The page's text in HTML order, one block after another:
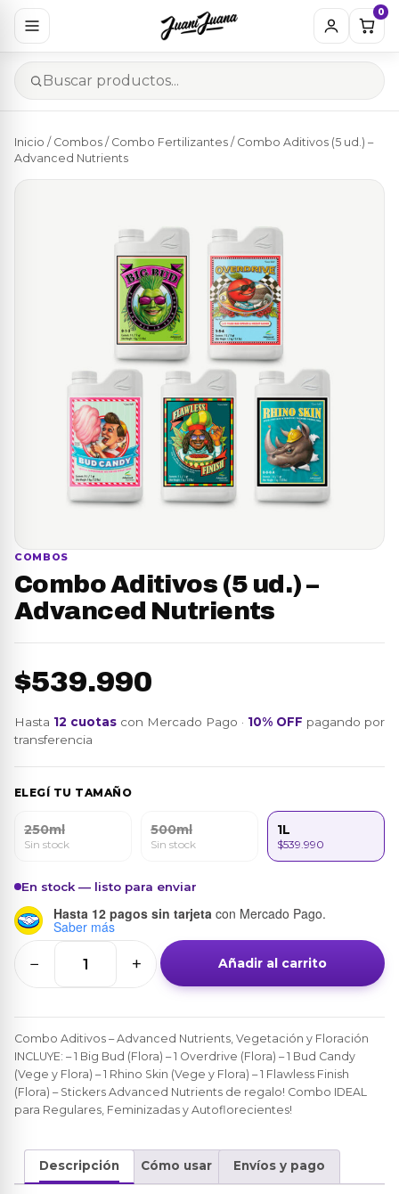
0
Inicio / Combos / Combo Fertilizantes / Combo Aditivos (5 ud.) –
Advanced Nutrients
COMBOS
Combo Aditivos (5 ud.) –
Advanced Nutrients
$539.990
Hasta 12 cuotas con Mercado Pago · 10% OFF pagando por
transferencia
ELEGÍ TU TAMAÑO
250ml
Sin stock
500ml
Sin stock
1L
$539.990
En stock — listo para enviar
Hasta 12 pagos sin tarjeta con Mercado Pago.
Saber más
(5
ud.)
–
Advanced
Nutrients
− + Añadir al carrito
Combo Aditivos – Advanced Nutrients, Vegetación y Floración
INCLUYE: – 1 Big Bud (Flora) – 1 Overdrive (Flora) – 1 Bud Candy
(Vege y Flora) – 1 Rhino Skin (Vege y Flora) – 1 Flawless Finish
(Flora) – Stickers Advanced Nutrients de regalo! Combo IDEAL
para Regulares, Feminizadas y Autoflorecientes!
Descripción Cómo usar Envíos y pago